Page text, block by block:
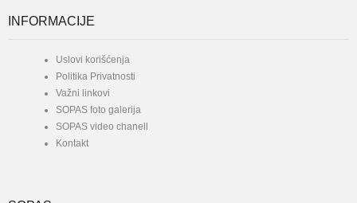
INFORMACIJE
Uslovi korišćenja
Politika Privatnosti
Važni linkovi
SOPAS foto galerija
SOPAS video chanell
Kontakt